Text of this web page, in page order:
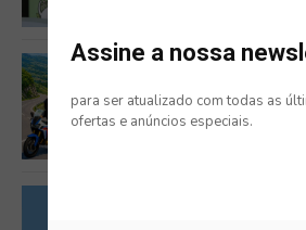
PARQUE
PET FRIENDLY COM
EXPERIÊNCIAS
Assine a nossa
para ser atualizado com todas as
ofertas e anúncios especiais.